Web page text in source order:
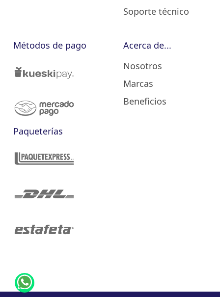
Soporte técnico
Métodos de pago
Paqueterías
Acerca de...
Nosotros
Marcas
Beneficios